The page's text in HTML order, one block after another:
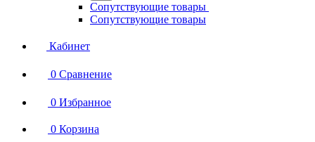
Сопутствующие товары
Сопутствующие товары
Кабинет
0 Сравнение
0 Избранное
0 Корзина